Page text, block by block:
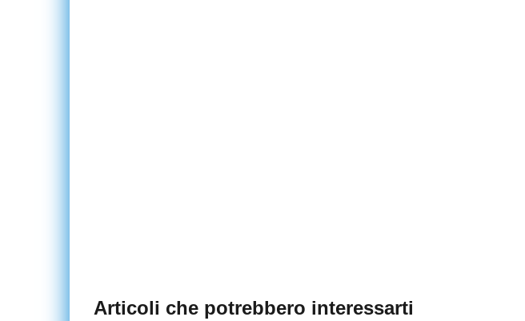
Articoli che potrebbero interessarti